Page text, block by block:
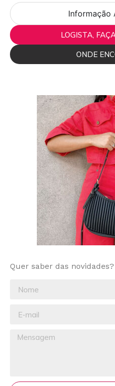
Informação
LOGISTA,
ONDE
Quer saber das